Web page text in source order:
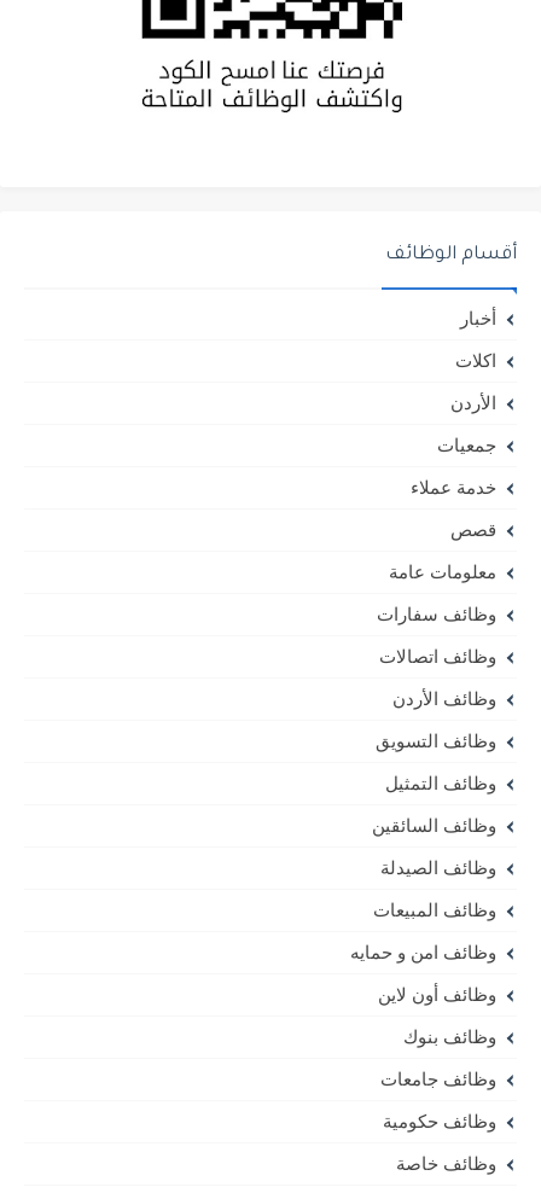
أقسام الوظائف
أخبار
اكلات
الأردن
جمعيات
خدمة عملاء
قصص
معلومات عامة
وظائف سفارات
وظائف اتصالات
وظائف الأردن
وظائف التسويق
وظائف التمثيل
وظائف السائقين
وظائف الصيدلة
وظائف المبيعات
وظائف امن و حمايه
وظائف أون لاين
وظائف بنوك
وظائف جامعات
وظائف حكومية
وظائف خاصة